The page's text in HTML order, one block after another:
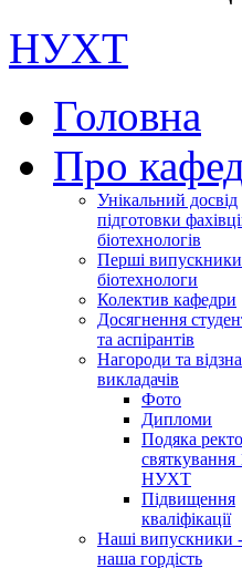
НУХТ
Головна
Про
Унікальний досвід
підготовки
біотехнологів
Перші
біотехнологи
Колектив кафедри
Досягнення
та аспірантів
Нагороди та
викладачів
Фото
Дипломи
Подяка
святкування
НУХТ
Підвищення
кваліфікації
Наші випускники -
наша гордість